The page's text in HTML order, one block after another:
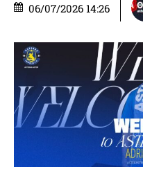
06/07/2026 14:26